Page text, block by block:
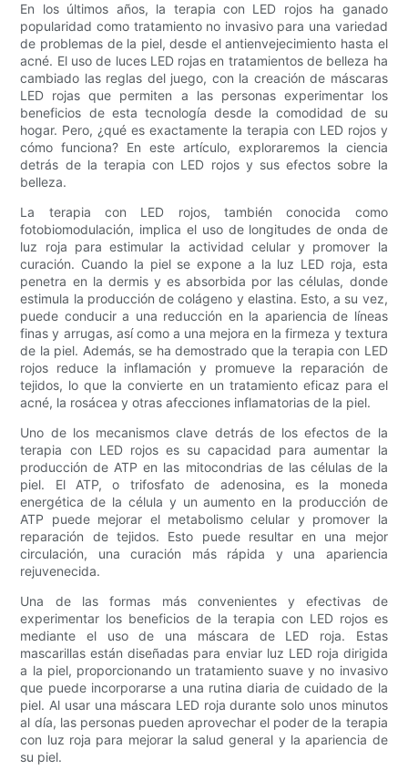
En los últimos años, la terapia con LED rojos ha ganado
popularidad como tratamiento no invasivo para una variedad
de problemas de la piel, desde el antienvejecimiento hasta el
acné. El uso de luces LED rojas en tratamientos de belleza ha
cambiado las reglas del juego, con la creación de máscaras
LED rojas que permiten a las personas experimentar los
beneficios de esta tecnología desde la comodidad de su
hogar. Pero, ¿qué es exactamente la terapia con LED rojos y
cómo funciona? En este artículo, exploraremos la ciencia
detrás de la terapia con LED rojos y sus efectos sobre la
belleza.
La terapia con LED rojos, también conocida como
fotobiomodulación, implica el uso de longitudes de onda de
luz roja para estimular la actividad celular y promover la
curación. Cuando la piel se expone a la luz LED roja, esta
penetra en la dermis y es absorbida por las células, donde
estimula la producción de colágeno y elastina. Esto, a su vez,
puede conducir a una reducción en la apariencia de líneas
finas y arrugas, así como a una mejora en la firmeza y textura
de la piel. Además, se ha demostrado que la terapia con LED
rojos reduce la inflamación y promueve la reparación de
tejidos, lo que la convierte en un tratamiento eficaz para el
acné, la rosácea y otras afecciones inflamatorias de la piel.
Uno de los mecanismos clave detrás de los efectos de la
terapia con LED rojos es su capacidad para aumentar la
producción de ATP en las mitocondrias de las células de la
piel. El ATP, o trifosfato de adenosina, es la moneda
energética de la célula y un aumento en la producción de
ATP puede mejorar el metabolismo celular y promover la
reparación de tejidos. Esto puede resultar en una mejor
circulación, una curación más rápida y una apariencia
rejuvenecida.
Una de las formas más convenientes y efectivas de
experimentar los beneficios de la terapia con LED rojos es
mediante el uso de una máscara de LED roja. Estas
mascarillas están diseñadas para enviar luz LED roja dirigida
a la piel, proporcionando un tratamiento suave y no invasivo
que puede incorporarse a una rutina diaria de cuidado de la
piel. Al usar una máscara LED roja durante solo unos minutos
al día, las personas pueden aprovechar el poder de la terapia
con luz roja para mejorar la salud general y la apariencia de
su piel.